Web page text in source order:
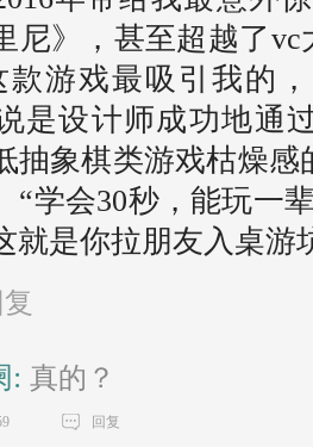
尼》，甚至超越了vc
款游戏最吸引我的
是设计师成功地通
抽象棋类游戏枯燥
“学会30秒，能玩一
就是你拉朋友入桌游
: 真的？
回复